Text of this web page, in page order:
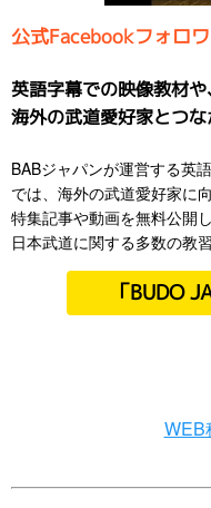
公式Facebookフォロ
英語字幕での映像教材
海外の武道愛好家とつ
BABジャパンが運営する英
では、海外の武道愛好家に
特集記事や動画を無料公開
日本武道に関する多数の教
「BUDO
WEB